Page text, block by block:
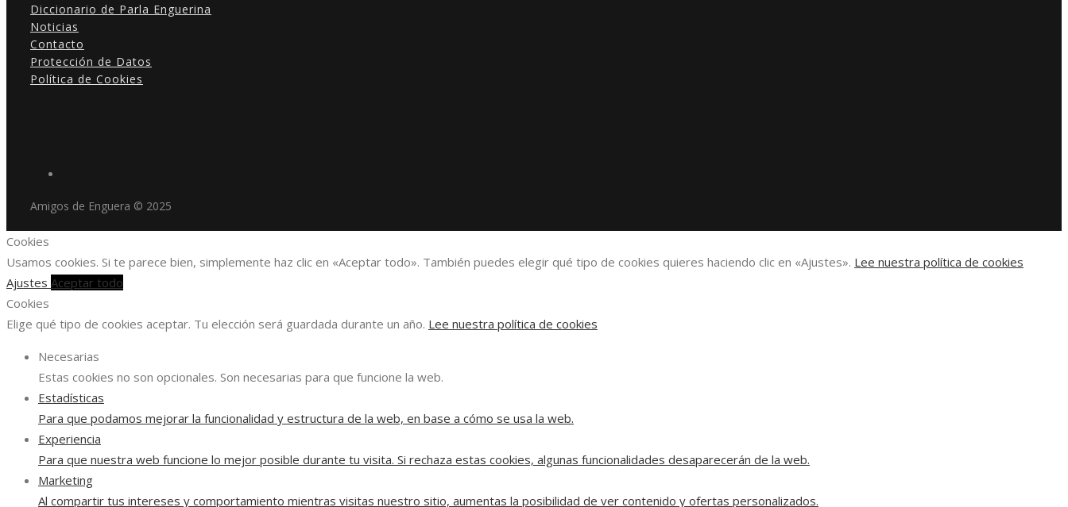
Diccionario de Parla Enguerina
Noticias
Contacto
Protección de Datos
Política de Cookies
Amigos de Enguera © 2025
Cookies
Usamos cookies. Si te parece bien, simplemente haz clic en «Aceptar todo». También puedes elegir qué tipo de cookies quieres haciendo clic en «Ajustes». Lee nuestra política de cookies
Ajustes Aceptar todo
Cookies
Elige qué tipo de cookies aceptar. Tu elección será guardada durante un año. Lee nuestra política de cookies
Necesarias
Estas cookies no son opcionales. Son necesarias para que funcione la web.
Estadísticas
Para que podamos mejorar la funcionalidad y estructura de la web, en base a cómo se usa la web.
Experiencia
Para que nuestra web funcione lo mejor posible durante tu visita. Si rechaza estas cookies, algunas funcionalidades desaparecerán de la web.
Marketing
Al compartir tus intereses y comportamiento mientras visitas nuestro sitio, aumentas la posibilidad de ver contenido y ofertas personalizados.